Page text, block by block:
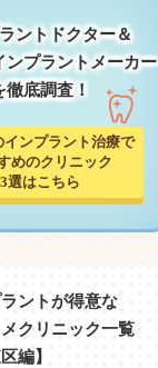
ントドクター＆
ンプラントメーカー
徹底調査！
インプラント治療で
めのクリニック
3選はこちら
ントが得意な
クリニック一覧
編】